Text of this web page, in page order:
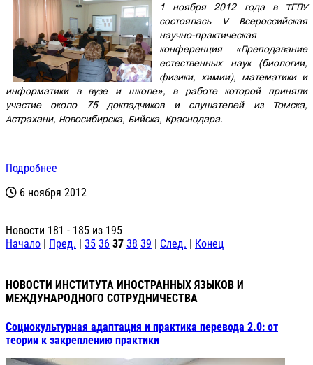
1 ноября 2012 года в ТГПУ
состоялась V Всероссийская
научно-практическая
конференция «Преподавание
естественных наук (биологии,
физики, химии), математики и
информатики в вузе и школе», в работе которой приняли
участие около 75 докладчиков и слушателей из Томска,
Астрахани, Новосибирска, Бийска, Краснодара.
Подробнее
6 ноября 2012
Новости 181 - 185 из 195
Начало | Пред. | 35 36 37 38 39 | След. | Конец
НОВОСТИ ИНСТИТУТА ИНОСТРАННЫХ ЯЗЫКОВ И
МЕЖДУНАРОДНОГО СОТРУДНИЧЕСТВА
Социокультурная адаптация и практика перевода 2.0: от
теории к закреплению практики